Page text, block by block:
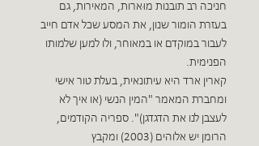
חניכה רב תובנות מוּארות, המאירות, גם
בעזרת הומור שנון, את המסע שכל אדם חייב
לעבור במוקדם או במאוחר, ולו למען שלמותו
הפנימית.
קארין ארד היא עיתונאית, בעלת טור אישי
ומחברת המאמר "המין הנשי (או איך לא
לעצבן לנו את הדגדגן)". ספריה הקודמים,
הרומן יש אלוהים (2003) ומקבץ